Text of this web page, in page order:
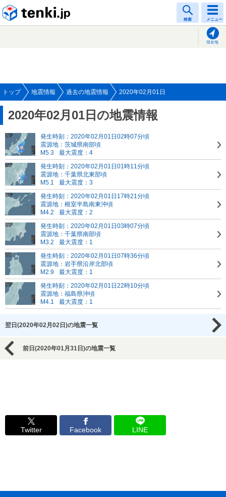
検索 メニュー
現在地
トップ 地震情報 過去の地震情報 2020年02月01日
2020年02月01日の地震情報
発生時刻：2020年02月01日02時07分頃
震源地：茨城県南部頃
M5.3
最大震度：4
発生時刻：2020年02月01日01時11分頃
震源地：千葉県北東部頃
M5.1
最大震度：3
発生時刻：2020年02月01日17時21分頃
震源地：根室半島南東沖頃
M4.2
最大震度：2
発生時刻：2020年02月01日03時07分頃
震源地：千葉県南部頃
M3.2
最大震度：1
発生時刻：2020年02月01日07時36分頃
震源地：岩手県沿岸北部頃
M2.9
最大震度：1
発生時刻：2020年02月01日22時10分頃
震源地：福島県沖頃
M4.1
最大震度：1
翌日(2020年02月02日)の地震一覧
前日(2020年01月31日)の地震一覧
Twitter Facebook LINE